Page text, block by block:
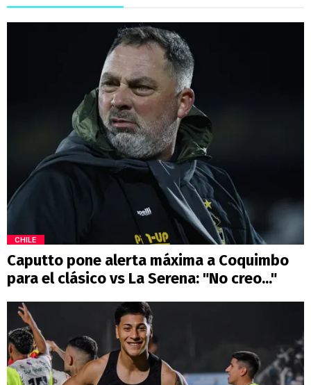
CHILE
Caputto pone alerta máxima a Coquimbo
para el clásico vs La Serena: "No creo..."